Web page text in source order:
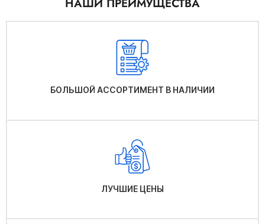
НАШИ ПРЕИМУЩЕСТВА
БОЛЬШОЙ АССОРТИМЕНТ В НАЛИЧИИ
ЛУЧШИЕ ЦЕНЫ